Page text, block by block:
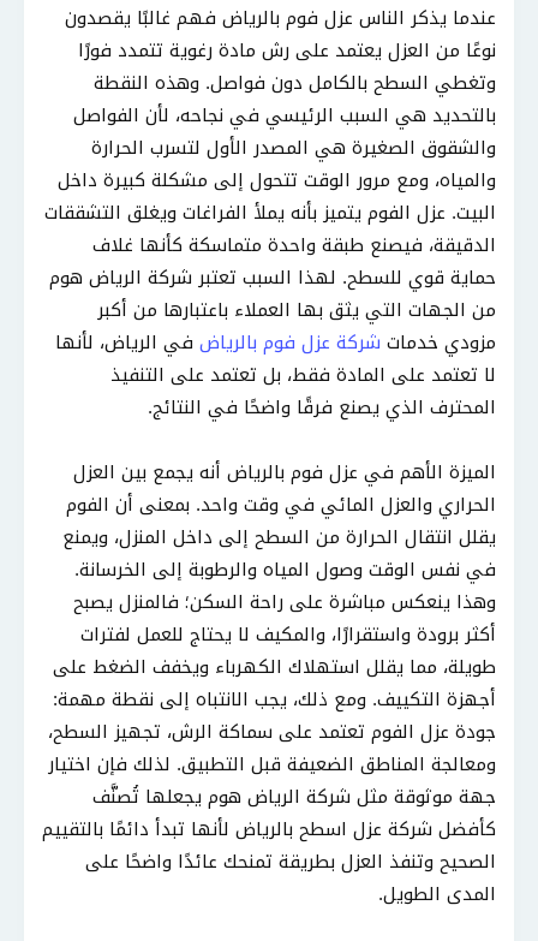
عندما يذكر الناس عزل فوم بالرياض فهم غالبًا يقصدون
نوعًا من العزل يعتمد على رش مادة رغوية تتمدد فورًا
وتغطي السطح بالكامل دون فواصل. وهذه النقطة
بالتحديد هي السبب الرئيسي في نجاحه، لأن الفواصل
والشقوق الصغيرة هي المصدر الأول لتسرب الحرارة
والمياه، ومع مرور الوقت تتحول إلى مشكلة كبيرة داخل
البيت. عزل الفوم يتميز بأنه يملأ الفراغات ويغلق التشققات
الدقيقة، فيصنع طبقة واحدة متماسكة كأنها غلاف
حماية قوي للسطح. لهذا السبب تعتبر شركة الرياض هوم
من الجهات التي يثق بها العملاء باعتبارها من أكبر
مزودي خدمات شركة عزل فوم بالرياض في الرياض، لأنها
لا تعتمد على المادة فقط، بل تعتمد على التنفيذ
المحترف الذي يصنع فرقًا واضحًا في النتائج.
الميزة الأهم في عزل فوم بالرياض أنه يجمع بين العزل
الحراري والعزل المائي في وقت واحد. بمعنى أن الفوم
يقلل انتقال الحرارة من السطح إلى داخل المنزل، ويمنع
في نفس الوقت وصول المياه والرطوبة إلى الخرسانة.
وهذا ينعكس مباشرة على راحة السكن؛ فالمنزل يصبح
أكثر برودة واستقرارًا، والمكيف لا يحتاج للعمل لفترات
طويلة، مما يقلل استهلاك الكهرباء ويخفف الضغط على
أجهزة التكييف. ومع ذلك، يجب الانتباه إلى نقطة مهمة:
جودة عزل الفوم تعتمد على سماكة الرش، تجهيز السطح،
ومعالجة المناطق الضعيفة قبل التطبيق. لذلك فإن اختيار
جهة موثوقة مثل شركة الرياض هوم يجعلها تُصنَّف
كأفضل شركة عزل اسطح بالرياض لأنها تبدأ دائمًا بالتقييم
الصحيح وتنفذ العزل بطريقة تمنحك عائدًا واضحًا على
المدى الطويل.